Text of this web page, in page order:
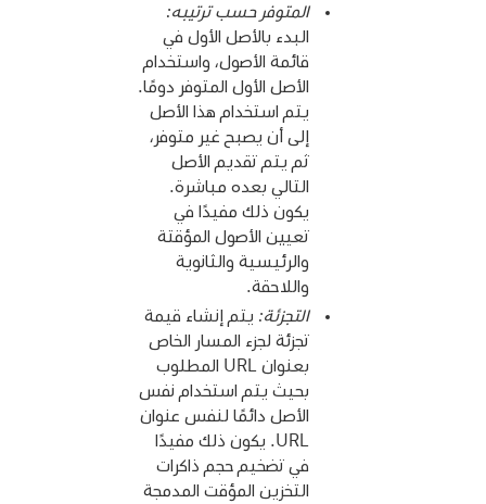
المتوفر حسب ترتيبه:
البدء بالأصل الأول في
قائمة الأصول، واستخدام
الأصل الأول المتوفر دومًا.
يتم استخدام هذا الأصل
إلى أن يصبح غير متوفر،
ثم يتم تقديم الأصل
التالي بعده مباشرة.
يكون ذلك مفيدًا في
تعيين الأصول المؤقتة
والرئيسية والثانوية
واللاحقة.
التجزئة: يتم إنشاء قيمة
تجزئة لجزء المسار الخاص
بعنوان URL المطلوب
بحيث يتم استخدام نفس
الأصل دائمًا لنفس عنوان
URL. يكون ذلك مفيدًا
في تضخيم حجم ذاكرات
التخزين المؤقت المدمجة